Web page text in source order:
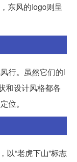
东风的logo则呈
行。虽然它们的l
和设计风格都各
位。
以“老虎下山”标志